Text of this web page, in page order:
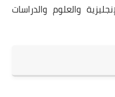
والعلوم والدراسات